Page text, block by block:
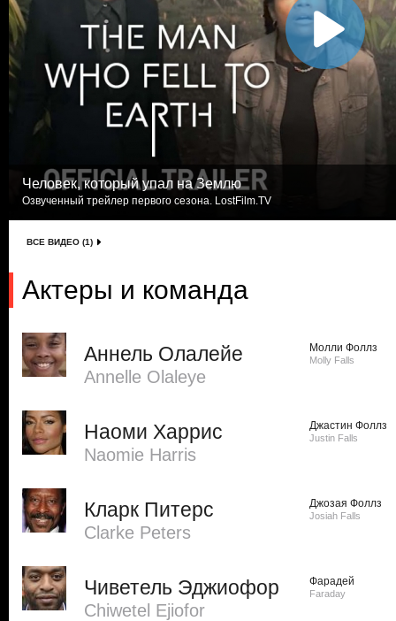
Человек, который упал на Землю
Озвученный трейлер первого сезона. LostFilm.TV
ВСЕ ВИДЕО (1)
Актеры и команда
Аннель Олалейе
Annelle Olaleye
Молли Фоллз
Molly Falls
Наоми Харрис
Naomie Harris
Джастин Фоллз
Justin Falls
Кларк Питерс
Clarke Peters
Джозая Фоллз
Josiah Falls
Чиветель Эджиофор
Chiwetel Ejiofor
Фарадей
Faraday